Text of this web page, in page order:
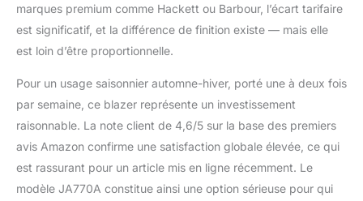
marques premium comme Hackett ou Barbour, l’écart tarifaire
est significatif, et la différence de finition existe — mais elle
est loin d’être proportionnelle.
Pour un usage saisonnier automne-hiver, porté une à deux fois
par semaine, ce blazer représente un investissement
raisonnable. La note client de 4,6/5 sur la base des premiers
avis Amazon confirme une satisfaction globale élevée, ce qui
est rassurant pour un article mis en ligne récemment. Le
modèle JA770A constitue ainsi une option sérieuse pour qui